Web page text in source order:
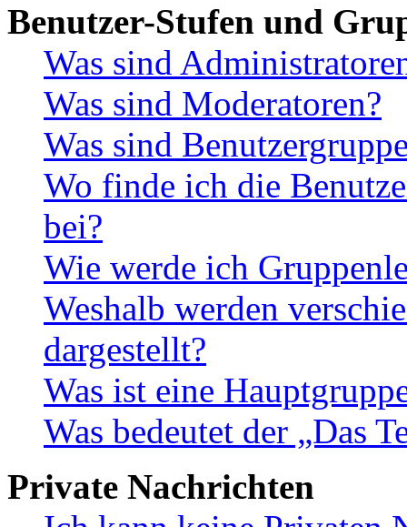
Benutzer-Stufen und
Was sind
Was sind Moderatoren?
Was sind
Wo finde ich die
bei?
Wie werde ich
Weshalb werden
dargestellt?
Was ist eine
Was bedeutet der „Das
Private Nachrichten